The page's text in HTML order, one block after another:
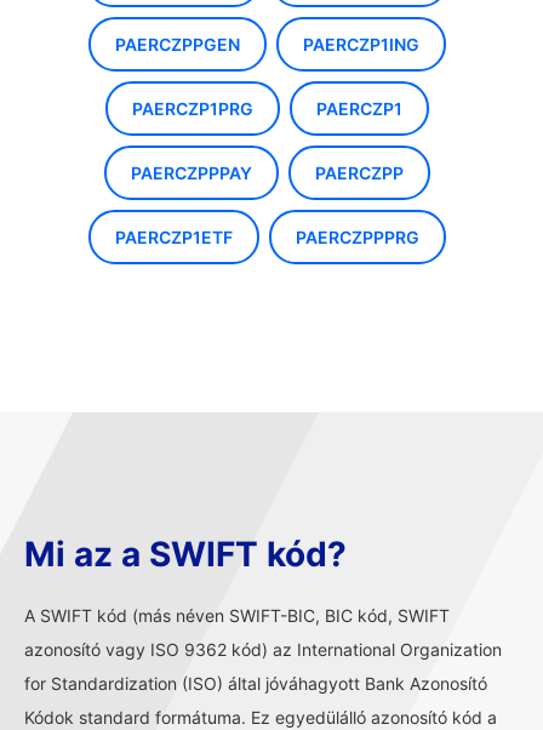
PAERCZPPGEN PAERCZP1ING
PAERCZP1PRG PAERCZP1
PAERCZPPPAY PAERCZPP
PAERCZP1ETF PAERCZPPPRG
Mi az a SWIFT kód?
A SWIFT kód (más néven SWIFT-BIC, BIC kód, SWIFT
azonosító vagy ISO 9362 kód) az International Organization
for Standardization (ISO) által jóváhagyott Bank Azonosító
Kódok standard formátuma. Ez egyedülálló azonosító kód a